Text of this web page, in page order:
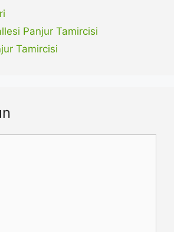
Panjur Tamircisi
Tamircisi